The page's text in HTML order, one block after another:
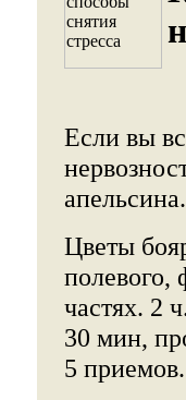
Если вы
Цветы
полевого,
частях. 2
30 мин,
5